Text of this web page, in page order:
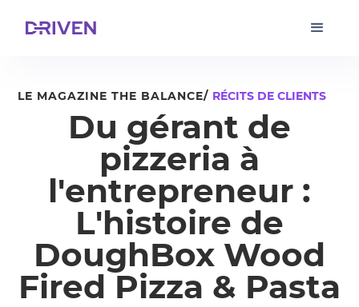
LE MAGAZINE THE BALANCE/ RÉCITS DE CLIENTS
Du gérant de
pizzeria à
l'entrepreneur :
L'histoire de
DoughBox Wood
Fired Pizza & Pasta